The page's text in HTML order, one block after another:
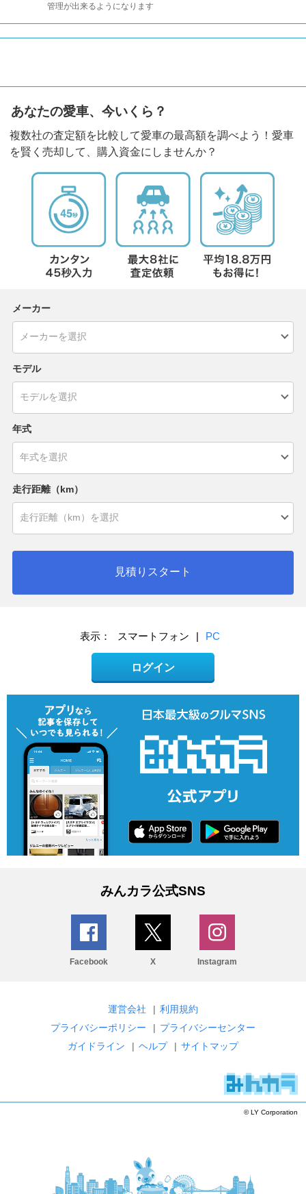
管理が出来るようになります
あなたの愛車、今いくら？
複数社の査定額を比較して愛車の最高額を調べよう！愛車
を賢く売却して、購入資金にしませんか？
メーカー
モデル
年式
走行距離（km）
見積りスタート
表示： スマートフォン | PC
ログイン
みんカラ公式SNS
Facebook X Instagram
運営会社 | 利用規約
プライバシーポリシー
| プライバシーセンター
ガイドライン
| ヘルプ | サイトマップ
© LY Corporation